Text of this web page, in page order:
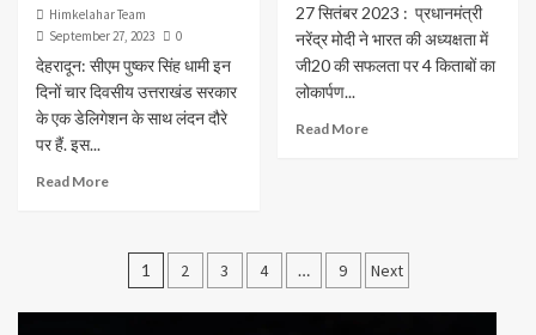
Himkelahar Team
September 27, 2023
0
देहरादून: सीएम पुष्कर सिंह धामी इन
दिनों चार दिवसीय उत्तराखंड सरकार
के एक डेलिगेशन के साथ लंदन दौरे
पर हैं. इस...
Read More
27 सितंबर 2023 : प्रधानमंत्री
नरेंद्र मोदी ने भारत की अध्यक्षता में
जी20 की सफलता पर 4 किताबों का
लोकार्पण...
Read More
Posts
pagination
1 2 3 4 … 9 Next